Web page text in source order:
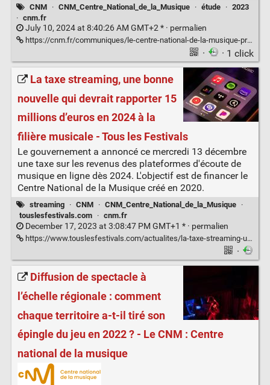
CNM · CNM_Centre_National_de_la_Musique · étude · 2023
· cnm.fr
July 10, 2024 at 8:40:26 AM GMT+2 * · permalien
https://cnm.fr/communiques/le-centre-national-de-la-musique-presente-un-panorama-de-la-diversite-en-france-en-2023/
· · 1 click
La taxe streaming, une bonne
nouvelle qui devrait rapporter 15
millions d’euros en 2024 à la
filière musicale - Tous les Festivals
Le gouvernement a annoncé ce mercredi 13 décembre
une taxe sur les revenus des plateformes d'écoute de
musique en ligne dès 2024. L'objectif est de financer le
Centre National de la Musique créé en 2020.
streaming · CNM · CNM_Centre_National_de_la_Musique ·
touslesfestivals.com
· cnm.fr
December 17, 2023 at 3:08:47 PM GMT+1 * · permalien
https://www.touslesfestivals.com/actualites/la-taxe-streaming-une-bonne-nouvelle-qui-devrait-rapporter-15-millions-deuros-en-2024-a-la-filiere-musicale-171223
·
Diffusion de spectacle à
l’échelle régionale : comment
chaque territoire a-t-il tiré son
épingle du jeu en 2022 ? - Le CNM : Centre
national de la musique